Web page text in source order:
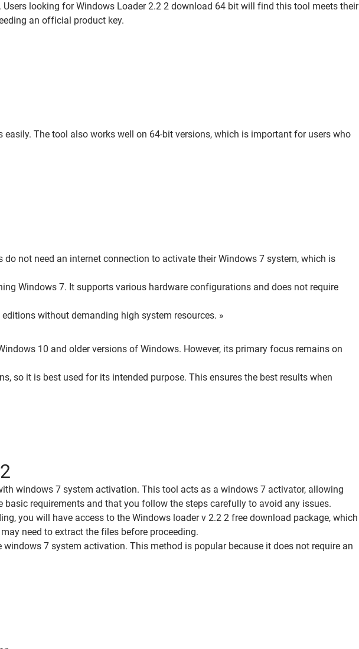
looking for Windows Loader 2.2 2 download 64 bit will find this tool meets their
an official product key.
The tool also works well on 64-bit versions, which is important for users who
not need an internet connection to activate their Windows 7 system, which is
Windows 7. It supports various hardware configurations and does not require
without demanding high system resources. »
10 and older versions of Windows. However, its primary focus remains on
so it is best used for its intended purpose. This ensures the best results when
windows 7 system activation. This tool acts as a windows 7 activator, allowing
requirements and that you follow the steps carefully to avoid any issues.
you will have access to the Windows loader v 2.2 2 free download package, which
need to extract the files before proceeding.
7 system activation. This method is popular because it does not require an